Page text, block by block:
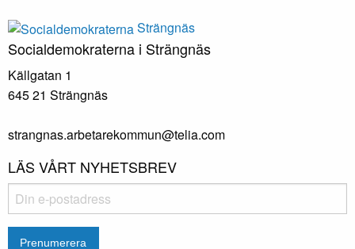
Strängnäs
Socialdemokraterna i Strängnäs
Källgatan 1
645 21 Strängnäs
strangnas.arbetarekommun@telia.com
LÄS VÅRT NYHETSBREV